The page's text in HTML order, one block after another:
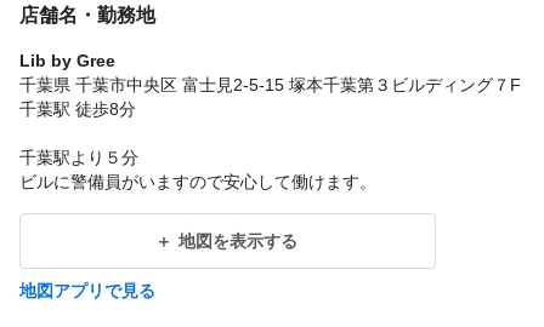
店舗名・勤務地
Lib by Gree
千葉県 千葉市中央区 富士見2-5-15 塚本千葉第３ビルディング７F
千葉駅 徒歩8分
千葉駅より５分
ビルに警備員がいますので安心して働けます。
地図を表示する
地図アプリで見る